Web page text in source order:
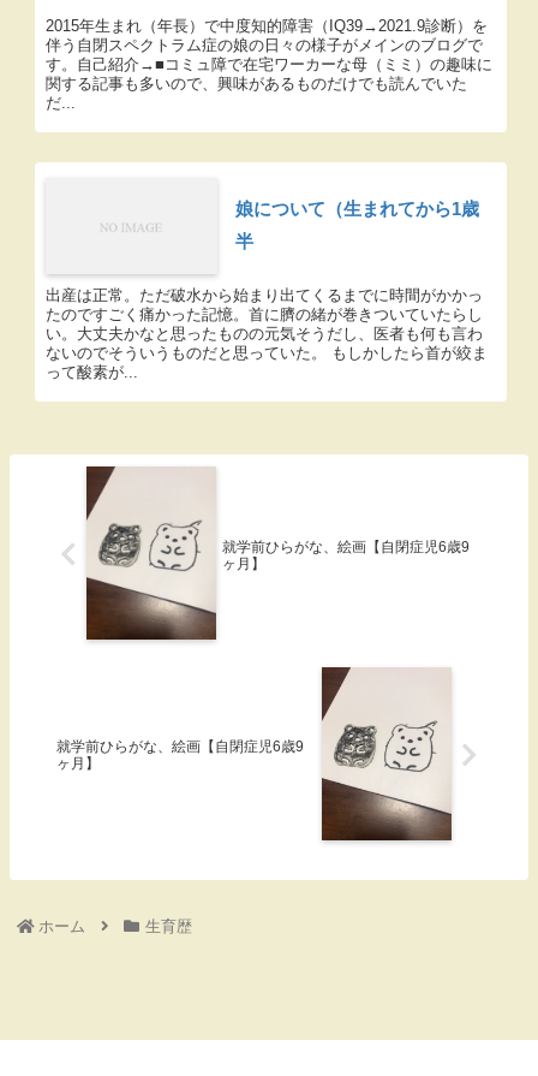
2015年生まれ（年長）で中度知的障害（IQ39→2021.9診断）を
伴う自閉スペクトラム症の娘の日々の様子がメインのブログで
す。自己紹介→■コミュ障で在宅ワーカーな母（ミミ）の趣味に
関する記事も多いので、興味があるものだけでも読んでいた
だ...
娘について（生まれてから1歳
半
出産は正常。ただ破水から始まり出てくるまでに時間がかかっ
たのですごく痛かった記憶。首に臍の緒が巻きついていたらし
い。大丈夫かなと思ったものの元気そうだし、医者も何も言わ
ないのでそういうものだと思っていた。 もしかしたら首が絞ま
って酸素が...
就学前ひらがな、絵画【自閉症児6歳9
ヶ月】
就学前ひらがな、絵画【自閉症児6歳9
ヶ月】
ホーム 生育歴